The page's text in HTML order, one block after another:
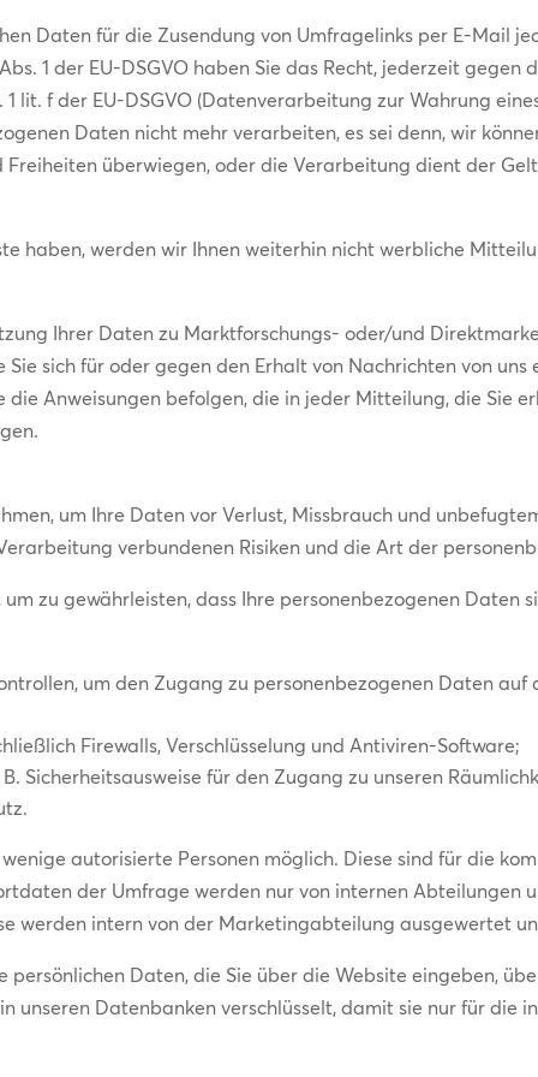
Daten für die Zusendung von Umfragelinks per E-Mail
1 der EU-DSGVO haben Sie das Recht, jederzeit
lit. f der EU-DSGVO (Datenverarbeitung zur Wahrung
Daten nicht mehr verarbeiten, es sei denn, wir
Freiheiten überwiegen, oder die Verarbeitung dient der
haben, werden wir Ihnen weiterhin nicht werbliche
Ihrer Daten zu Marktforschungs- oder/und
sich für oder gegen den Erhalt von Nachrichten von uns
Anweisungen befolgen, die in jeder Mitteilung, die Sie
um Ihre Daten vor Verlust, Missbrauch und
verbundenen Risiken und die Art der
zu gewährleisten, dass Ihre personenbezogenen Daten
um den Zugang zu personenbezogenen Daten auf
Firewalls, Verschlüsselung und Antiviren-Software;
Sicherheitsausweise für den Zugang zu unseren
autorisierte Personen möglich. Diese sind für die
der Umfrage werden nur von internen Abteilungen
werden intern von der Marketingabteilung ausgewertet
Daten, die Sie über die Website eingeben,
unseren Datenbanken verschlüsselt, damit sie nur für die